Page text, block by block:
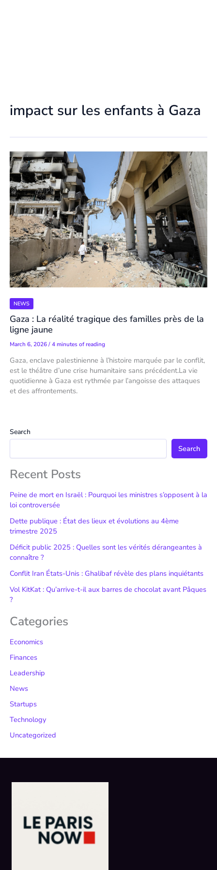
impact sur les enfants à Gaza
NEWS
Gaza : La réalité tragique des familles près de la
ligne jaune
March 6, 2026/4 minutes of reading
Gaza, enclave palestinienne à l’histoire marquée par le conflit,
est le théâtre d’une crise humanitaire sans précédent.La vie
quotidienne à Gaza est rythmée par l’angoisse des attaques
et des affrontements.
Search
Search
Recent Posts
Peine de mort en Israël : Pourquoi les ministres s’opposent à la
loi controversée
Dette publique : État des lieux et évolutions au 4ème
trimestre 2025
Déficit public 2025 : Quelles sont les vérités dérangeantes à
connaître ?
Conflit Iran États-Unis : Ghalibaf révèle des plans inquiétants
Vol KitKat : Qu’arrive-t-il aux barres de chocolat avant Pâques
?
Categories
Economics
Finances
Leadership
News
Startups
Technology
Uncategorized